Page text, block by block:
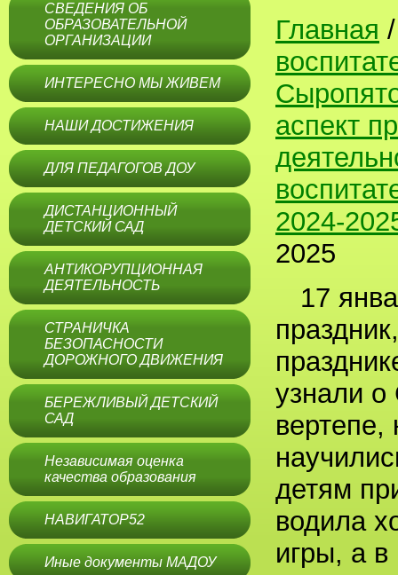
СВЕДЕНИЯ ОБ
ОБРАЗОВАТЕЛЬНОЙ
ОРГАНИЗАЦИИ
ИНТЕРЕСНО МЫ ЖИВЕМ
НАШИ ДОСТИЖЕНИЯ
ДЛЯ ПЕДАГОГОВ ДОУ
ДИСТАНЦИОННЫЙ
ДЕТСКИЙ САД
АНТИКОРУПЦИОННАЯ
ДЕЯТЕЛЬНОСТЬ
СТРАНИЧКА
БЕЗОПАСНОСТИ
ДОРОЖНОГО ДВИЖЕНИЯ
БЕРЕЖЛИВЫЙ ДЕТСКИЙ
САД
Независимая оценка
качества образования
НАВИГАТОР52
Иные документы МАДОУ
Главная
аспект
2024-
2025
17
узнали о
вертепе,
детям
водила
игры, а в